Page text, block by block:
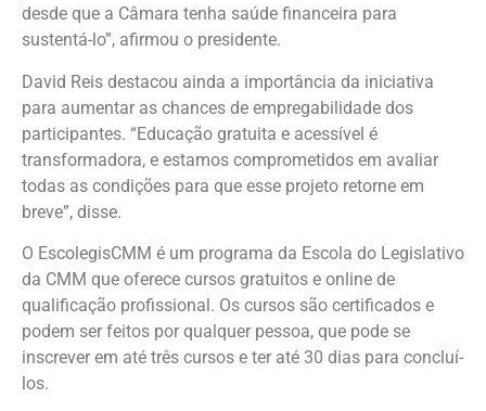
desde que a Câmara tenha saúde financeira para
sustentá-lo”, afirmou o presidente.
David Reis destacou ainda a importância da iniciativa
para aumentar as chances de empregabilidade dos
participantes. “Educação gratuita e acessível é
transformadora, e estamos comprometidos em avaliar
todas as condições para que esse projeto retorne em
breve”, disse.
O EscolegisCMM é um programa da Escola do Legislativo
da CMM que oferece cursos gratuitos e online de
qualificação profissional. Os cursos são certificados e
podem ser feitos por qualquer pessoa, que pode se
inscrever em até três cursos e ter até 30 dias para concluí-
los.